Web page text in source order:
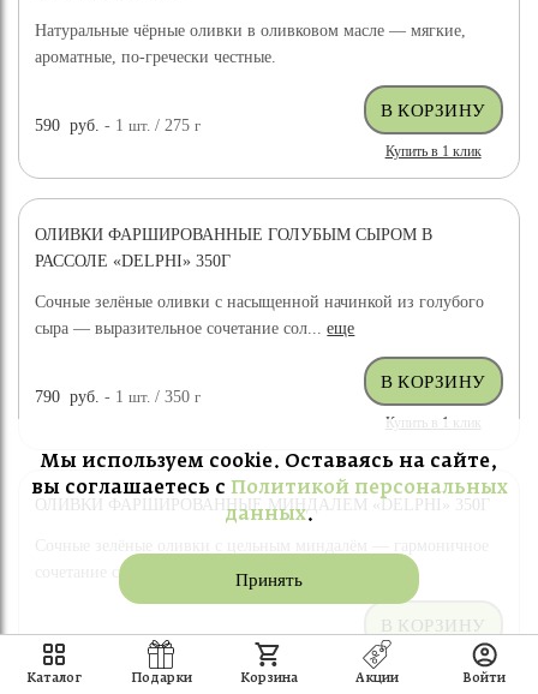
Натуральные чёрные оливки в оливковом масле — мягкие,
ароматные, по-гречески честные.
590 руб. - 1шт. / 275г
Купить в 1 клик
ОЛИВКИ ФАРШИРОВАННЫЕ ГОЛУБЫМ СЫРОМ В
РАССОЛЕ «DELPHI» 350Г
Сочные зелёные оливки с насыщенной начинкой из голубого
сыра — выразительное сочетание сол...еще
790 руб. - 1шт. / 350г
Купить в 1 клик
ОЛИВКИ ФАРШИРОВАННЫЕ МИНДАЛЕМ «DELPHI» 350Г
сочетание солоноватого вкуса и мягк...
769 шт./ 350
Купить в 1 клик
Мы используем cookie. Оставаясь на сайте,
вы соглашаетесь с Политикой персональных
данных.
Принять
Каталог Подарки Корзина Акции Войти